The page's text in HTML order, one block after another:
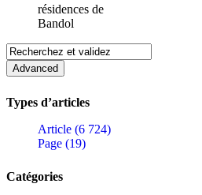
résidences de
Bandol
Types d’articles
Article (6 724)
Page (19)
Catégories